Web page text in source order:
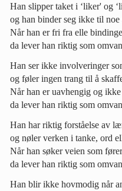
Han slipper taket i ‘liker' og
og han binder seg ikke til noe
Når han er fri fra elle
da lever han riktig som
Han ser ikke involveringer
og føler ingen trang til å
Når han er uavhengig og
da lever han riktig som
Han har riktig forståelse av
og nøler verken i tanke, ord
Når han søker veien som
da lever han riktig som
Han blir ikke hovmodig når